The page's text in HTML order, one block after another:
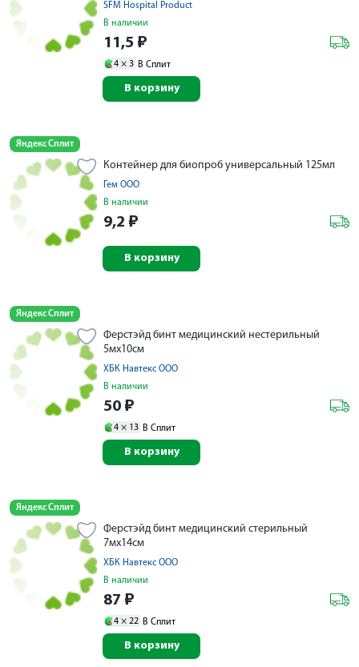
SFM Hospital Product
В наличии
11,5 ₽
4 × 3 В Сплит
В корзину
Яндекс Сплит
Контейнер для биопроб универсальный 125мл
Гем ООО
В наличии
9,2 ₽
В корзину
Яндекс Сплит
Ферстэйд бинт медицинский нестерильный
5мх10см
ХБК Навтекс ООО
В наличии
50 ₽
4 × 13 В Сплит
В корзину
Яндекс Сплит
Ферстэйд бинт медицинский стерильный
7мх14см
ХБК Навтекс ООО
В наличии
87 ₽
4 × 22 В Сплит
В корзину